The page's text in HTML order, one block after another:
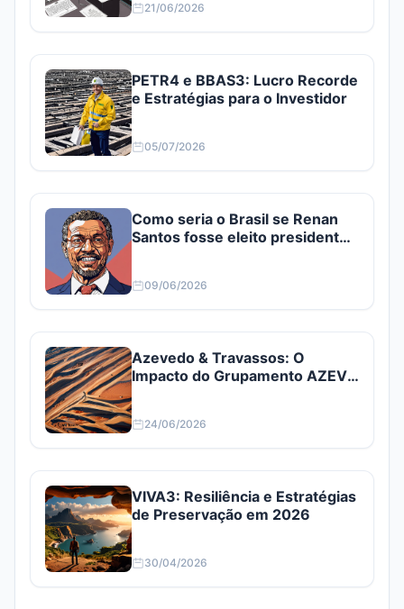
21/06/2026
PETR4 e BBAS3: Lucro Recorde
e Estratégias para o Investidor
05/07/2026
Como seria o Brasil se Renan
Santos fosse eleito presidente?
09/06/2026
Azevedo & Travassos: O
Impacto do Grupamento AZEV3
24/06/2026
VIVA3: Resiliência e Estratégias
de Preservação em 2026
30/04/2026